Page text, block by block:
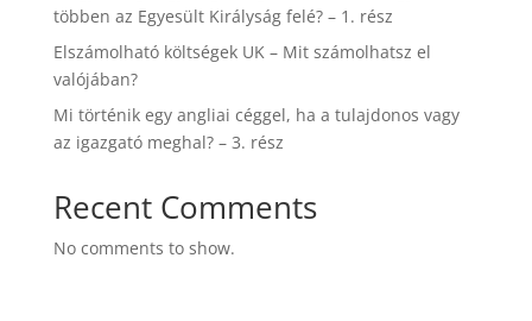
többen az Egyesült Királyság felé? – 1. rész
Elszámolható költségek UK – Mit számolhatsz el
valójában?
Mi történik egy angliai céggel, ha a tulajdonos vagy
az igazgató meghal? – 3. rész
Recent Comments
No comments to show.